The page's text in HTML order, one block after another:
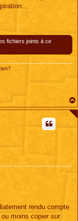
fichiers joints à ce
rendu compte
moins copier sur